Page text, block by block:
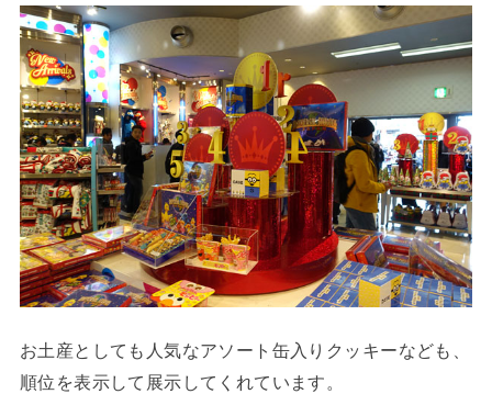
お土産としても人気なアソート缶入りクッキーなども、
順位を表示して展示してくれています。